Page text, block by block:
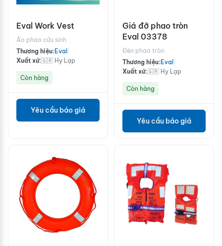
Eval Work Vest
Áo phao cứu sinh
Thương hiệu: Eval
Xuất xứ:🇬🇷 Hy Lạp
Còn hàng
Yêu cầu báo giá
Giá đỡ phao tròn
Eval 03378
Đèn phao tròn
Thương hiệu: Eval
Xuất xứ:🇬🇷 Hy Lạp
Còn hàng
Yêu cầu báo giá